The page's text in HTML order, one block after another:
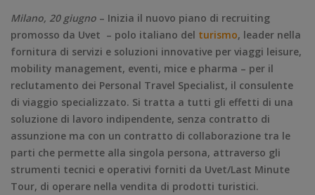
Milano, 20 giugno – Inizia il nuovo piano di recruiting
promosso da Uvet – polo italiano del turismo, leader nella
fornitura di servizi e soluzioni innovative per viaggi leisure,
mobility management, eventi, mice e pharma – per il
reclutamento dei Personal Travel Specialist, il consulente
di viaggio specializzato. Si tratta a tutti gli effetti di una
soluzione di lavoro indipendente, senza contratto di
assunzione ma con un contratto di collaborazione tra le
parti che permette alla singola persona, attraverso gli
strumenti tecnici e operativi forniti da Uvet/Last Minute
Tour, di operare nella vendita di prodotti turistici.